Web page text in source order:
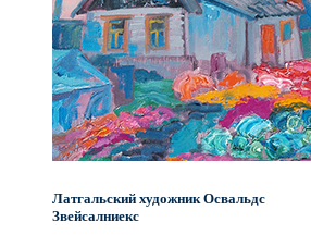
Латгальский художник Освальдс
Звейсалниекс